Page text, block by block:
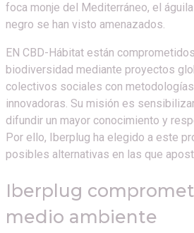
foca monje del Mediterráneo, el
negro se han visto amenazados.
EN CBD-Hábitat están
biodiversidad mediante proyectos
colectivos sociales con
innovadoras. Su misión es
difundir un mayor conocimiento y
Por ello, Iberplug ha elegido a este
posibles alternativas en las que
Iberplug
medio ambiente